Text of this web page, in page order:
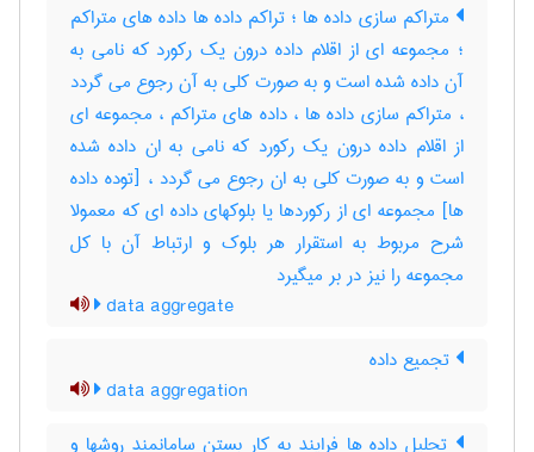
متراکم سازی داده ها ؛ تراکم داده ها داده های متراکم
؛ مجموعه ای از اقلام داده درون یک رکورد که نامی به
آن داده شده است و به صورت کلی به آن رجوع می گردد
، متراکم سازی داده ها ، داده های متراکم ، مجموعه ای
از اقلام داده درون یک رکورد که نامی به ان داده شده
است و به صورت کلی به ان رجوع می گردد ، [توده داده
ها] مجموعه ای از رکوردها یا بلوکهای داده ای که معمولا
شرح مربوط به استقرار هر بلوک و ارتباط آن با کل
مجموعه را نیز در بر میگیرد
data aggregate
تجمیع داده
data aggregation
تحلیل داده ها فرایند به کار بستن سامانمند روشها و